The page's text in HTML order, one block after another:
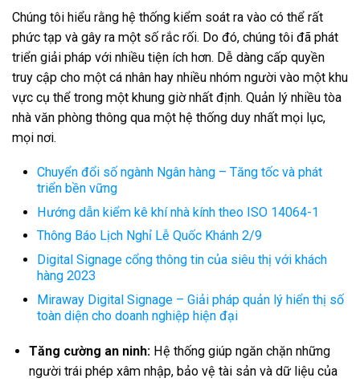
Chúng tôi hiểu rằng hệ thống kiểm soát ra vào có thể rất
phức tạp và gây ra một số rắc rối. Do đó, chúng tôi đã phát
triển giải pháp với nhiều tiện ích hơn. Dễ dàng cấp quyền
truy cập cho một cá nhân hay nhiều nhóm người vào một khu
vực cụ thể trong một khung giờ nhất định. Quản lý nhiều tòa
nhà văn phòng thông qua một hệ thống duy nhất mọi lục,
mọi nơi.
Chuyển đổi số ngành Ngân hàng – Tăng tốc và phát
triển bền vững
Hướng dẫn kiểm kê khí nhà kính theo ISO 14064-1
Thông Báo Lịch Nghỉ Lễ Quốc Khánh 2/9
Digital Signage cổng thông tin của siêu thị với khách
hàng 2023
Miraway Digital Signage – Giải pháp quản lý hiển thị số
toàn diện cho doanh nghiệp hiện đại
Tăng cường an ninh: Hệ thống giúp ngăn chặn những
người trái phép xâm nhập, bảo vệ tài sản và dữ liệu của